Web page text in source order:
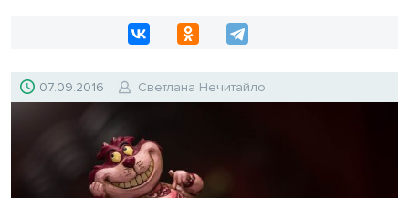
07.09.2016 Светлана Нечитайло